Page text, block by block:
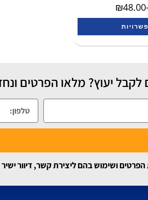
₪48.00
יעוץ? מלאו הפרטים
ושימוש בהם ליצירת קשר, דיוור